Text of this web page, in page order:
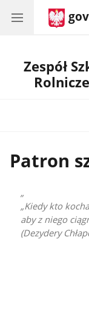
Zespół
Patron
„Kiedy kto
aby z niego
(Dezydery